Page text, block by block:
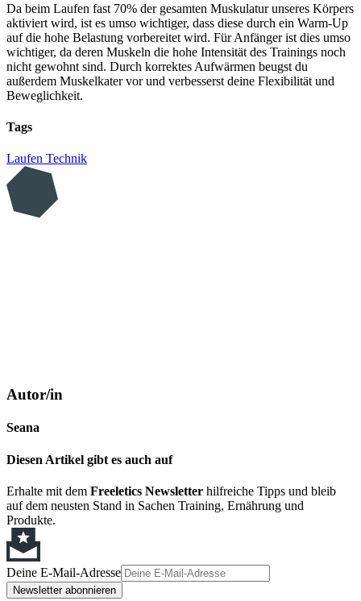
Da beim Laufen fast 70% der gesamten Muskulatur unseres Körpers
aktiviert wird, ist es umso wichtiger, dass diese durch ein Warm-Up
auf die hohe Belastung vorbereitet wird. Für Anfänger ist dies umso
wichtiger, da deren Muskeln die hohe Intensität des Trainings noch
nicht gewohnt sind. Durch korrektes Aufwärmen beugst du
außerdem Muskelkater vor und verbesserst deine Flexibilität und
Beweglichkeit.
Tags
Laufen Technik
Autor/in
Seana
Diesen Artikel gibt es auch auf
Erhalte mit dem Freeletics Newsletter hilfreiche Tipps und bleib
auf dem neusten Stand in Sachen Training, Ernährung und
Produkte.
Deine E-Mail-Adresse
Newsletter abonnieren